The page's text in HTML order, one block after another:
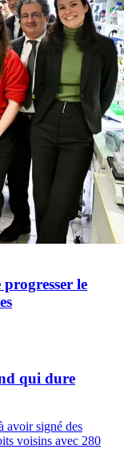
le
qui dure
avoir signé des
voisins avec 280